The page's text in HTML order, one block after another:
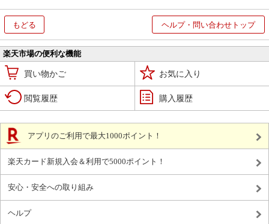
もどる ヘルプ・問い合わせトップ
楽天市場の便利な機能
買い物かご お気に入り
閲覧履歴 購入履歴
アプリのご利用で最大1000ポイント！
楽天カード新規入会＆利用で5000ポイント！
安心・安全への取り組み
ヘルプ